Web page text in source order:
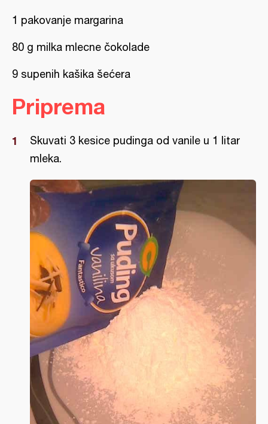
1 pakovanje margarina
80 g milka mlecne čokolade
9 supenih kašika šećera
Priprema
Skuvati 3 kesice pudinga od vanile u 1 litar
mleka.